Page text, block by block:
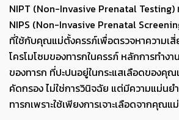
NIPT (Non-Invasive Prenatal Testing)
NIPS (Non-Invasive Prenatal
ที่ใช้กับคุณแม่ตั้งครรภ์เพื่อตรวจหาความเ
โครโมโซมของทารกในครรภ์ หลักการทำงา
ของทารก ที่ปะปนอยู่ในกระแสเลือดของคุ
คัดกรอง ไม่ใช่การวินิจฉัย แต่มีความแม่น
ทารกเพราะใช้เพียงการเจาะเลือดจากคุณแ